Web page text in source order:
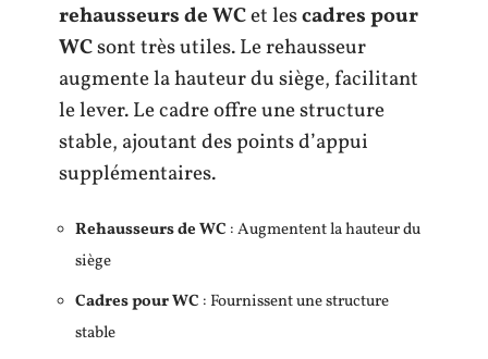
rehausseurs de WCet lescadres pour
WCsont très utiles. Le rehausseur
augmente la hauteur du siège, facilitant
le lever. Le cadre offre une structure
stable, ajoutant des points d’appui
supplémentaires.
Rehausseurs de WC : Augmentent la hauteur du
siège
Cadres pour WC : Fournissent une structure
stable